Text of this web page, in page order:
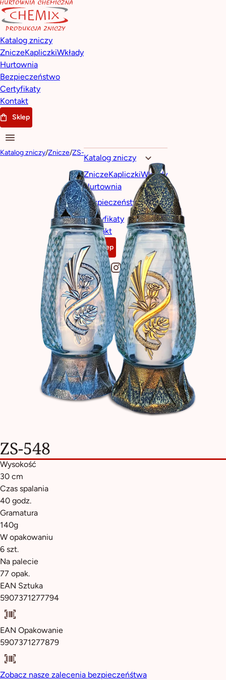
Katalog zniczy
ZniczeKapliczkiWkłady
Hurtownia
Bezpieczeństwo
Certyfikaty
Kontakt
Sklep
Katalog zniczy
ZniczeKapliczkiWkłady
Hurtownia
Bezpieczeństwo
Certyfikaty
Kontakt
Sklep
Katalog zniczy/Znicze/ZS-548
ZS-548
Wysokość
30 cm
Czas spalania
40 godz.
Gramatura
140g
W opakowaniu
6 szt.
Na palecie
77 opak.
EAN Sztuka
5907371277794
EAN Opakowanie
5907371277879
Zobacz nasze zalecenia bezpieczeńśtwa